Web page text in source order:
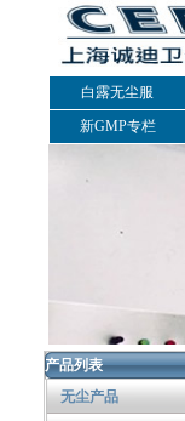
白露无尘服
新GMP专栏
产品列表
无尘产品